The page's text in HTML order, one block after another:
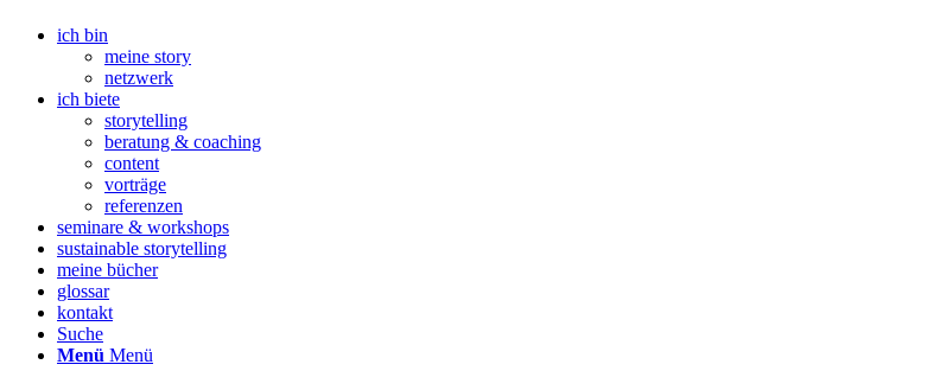
ich bin
meine story
netzwerk
ich biete
storytelling
beratung & coaching
content
vorträge
referenzen
seminare & workshops
sustainable storytelling
meine bücher
glossar
kontakt
Suche
Menü Menü